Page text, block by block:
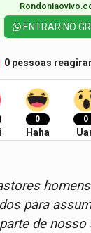
ENTRAR NO
0 pessoas
0
Haha
0
para
de nosso